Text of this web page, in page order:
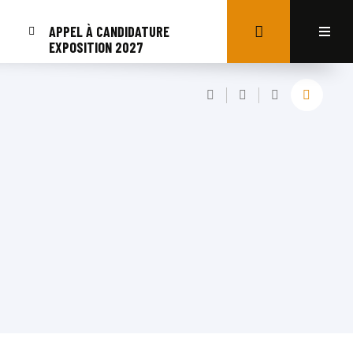
APPEL À CANDIDATURE
EXPOSITION 2027